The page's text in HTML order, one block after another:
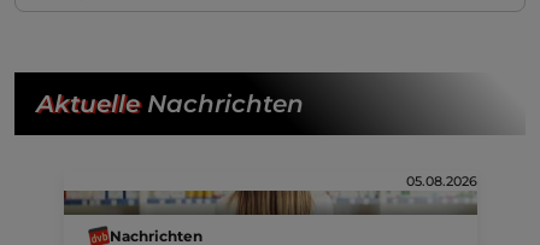
AktuelleNachrichten
05.08.2026
Nachrichten